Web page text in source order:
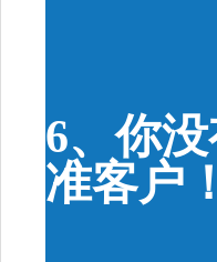
6、你
准客户！